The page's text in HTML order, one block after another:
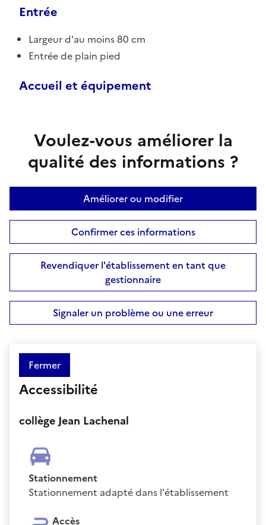
Entrée
Largeur d'au moins 80 cm
Entrée de plain pied
Accueil et équipement
Voulez-vous améliorer la
qualité des informations ?
Améliorer ou modifier
Confirmer ces informations
Revendiquer l'établissement en tant que
gestionnaire
Signaler un problème ou une erreur
Fermer
Accessibilité
collège Jean Lachenal
Stationnement
Stationnement adapté dans l'établissement
Accès